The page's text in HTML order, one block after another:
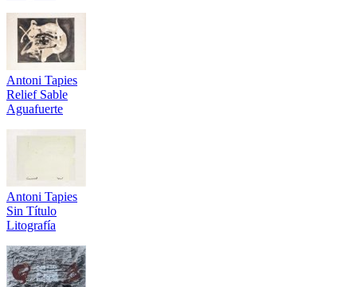
Antoni Tapies
Relief Sable
Aguafuerte
Antoni Tapies
Sin Título
Litografía